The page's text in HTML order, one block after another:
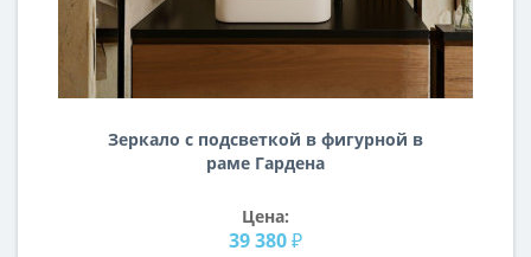
Зеркало с подсветкой в фигурной в
раме Гардена
Цена:
39 380 ₽